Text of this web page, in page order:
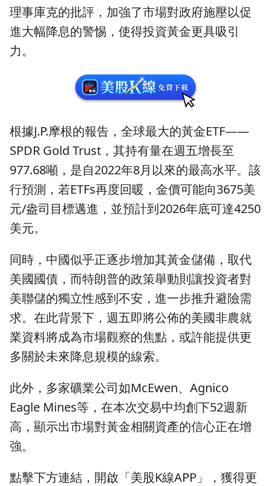
理事庫克的批評，加強了市場對政府施壓以促
進大幅降息的警惕，使得投資黃金更具吸引
力。
根據J.P.摩根的報告，全球最大的黃金ETF——
SPDR Gold Trust，其持有量在週五增長至
977.68噸，是自2022年8月以來的最高水平。該
行預測，若ETFs再度回暖，金價可能向3675美
元/盎司目標邁進，並預計到2026年底可達4250
美元。
同時，中國似乎正逐步增加其黃金儲備，取代
美國國債，而特朗普的政策舉動則讓投資者對
美聯儲的獨立性感到不安，進一步推升避險需
求。在此背景下，週五即將公佈的美國非農就
業資料將成為市場觀察的焦點，或許能提供更
多關於未來降息規模的線索。
此外，多家礦業公司如McEwen、Agnico
Eagle Mines等，在本次交易中均創下52週新
高，顯示出市場對黃金相關資產的信心正在增
強。
點擊下方連結，開啟「美股K線APP」，獲得更